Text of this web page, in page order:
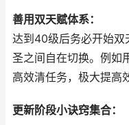
善用双天赋体系：
达到40级后务必开始双
圣之间自在切换。例如
高效清任务，极大提高
更新阶段小诀窍集合：